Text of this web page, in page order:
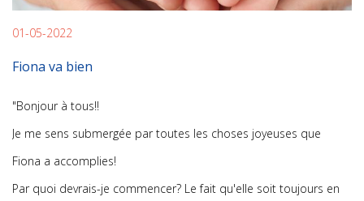
01-05-2022
Fiona va bien
"Bonjour à tous!!
Je me sens submergée par toutes les choses joyeuses que
Fiona a accomplies!
Par quoi devrais-je commencer? Le fait qu'elle soit toujours en